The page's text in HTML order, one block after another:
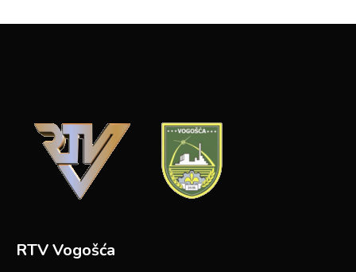
RTV Vogošća